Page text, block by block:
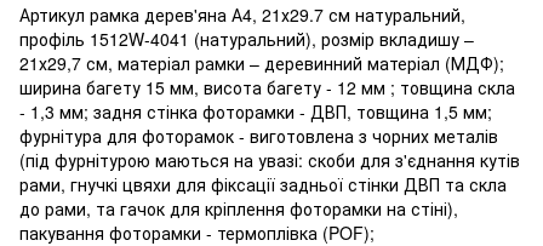
Артикул рамка дерев'яна А4, 21х29.7 см натуральний,
профіль 1512W-4041 (натуральний), розмір вкладишу –
21х29,7 см, матеріал рамки – деревинний матеріал (МДФ);
ширина багету 15 мм, висота багету - 12 мм ; товщина скла
- 1,3 мм; задня стінка фоторамки - ДВП, товщина 1,5 мм;
фурнітура для фоторамок - виготовлена з чорних металів
(під фурнітурою маються на увазі: скоби для з'єднання кутів
рами, гнучкі цвяхи для фіксації задньої стінки ДВП та скла
до рами, та гачок для кріплення фоторамки на стіні),
пакування фоторамки - термоплівка (POF);